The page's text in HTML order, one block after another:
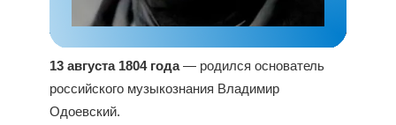
13 августа 1804 года— родился основатель
российского музыкознания Владимир
Одоевский.